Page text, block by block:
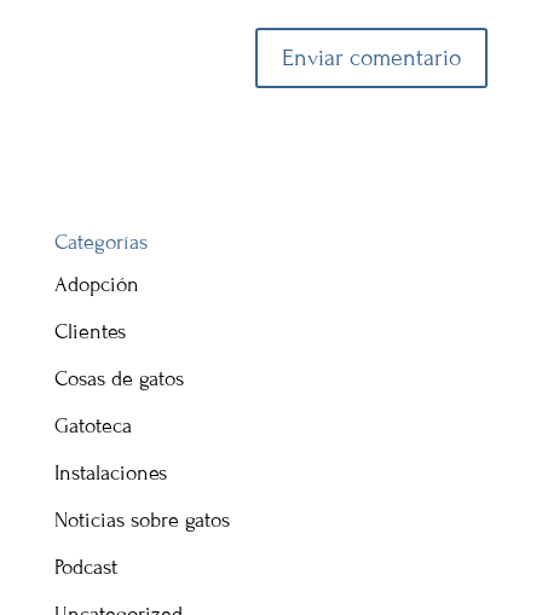
Categorías
Adopción
Clientes
Cosas de gatos
Gatoteca
Instalaciones
Noticias sobre gatos
Podcast